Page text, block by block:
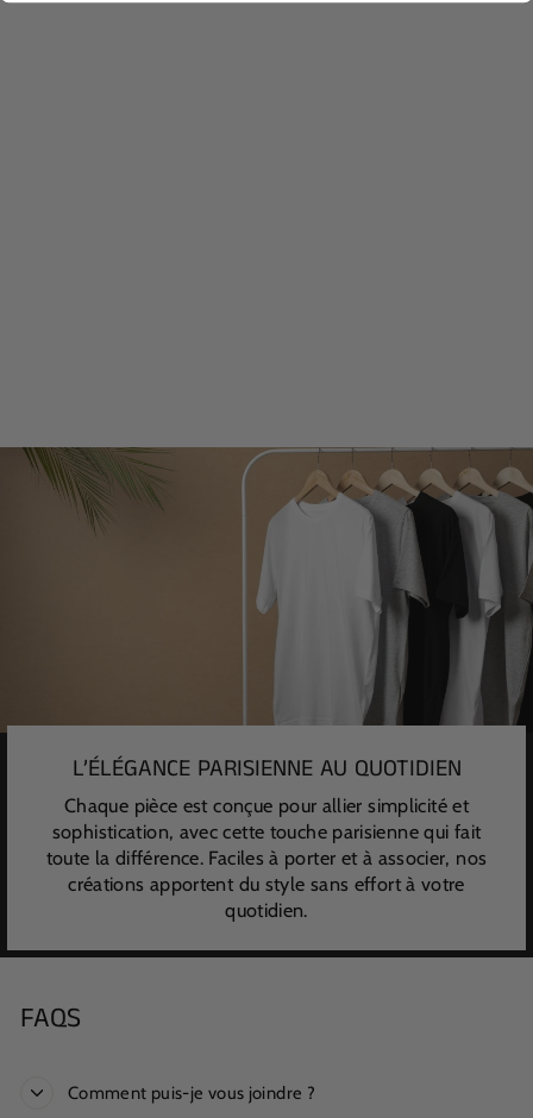
L’ÉLÉGANCE PARISIENNE AU QUOTIDIEN
Chaque pièce est conçue pour allier simplicité et
sophistication, avec cette touche parisienne qui fait
toute la différence. Faciles à porter et à associer, nos
créations apportent du style sans effort à votre
quotidien.
FAQS
Comment puis-je vous joindre ?